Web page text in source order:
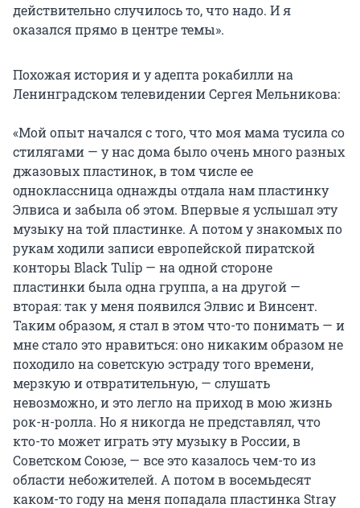
действительно случилось то, что надо. И я
оказался прямо в центре темы».
Похожая история и у адепта рокабилли на
Ленинградском телевидении Сергея Мельникова:
«Мой опыт начался с того, что моя мама тусила со
стилягами — у нас дома было очень много разных
джазовых пластинок, в том числе ее
одноклассница однажды отдала нам пластинку
Элвиса и забыла об этом. Впервые я услышал эту
музыку на той пластинке. А потом у знакомых по
рукам ходили записи европейской пиратской
конторы Black Tulip — на одной стороне
пластинки была одна группа, а на другой —
вторая: так у меня появился Элвис и Винсент.
Таким образом, я стал в этом что-то понимать — и
мне стало это нравиться: оно никаким образом не
походило на советскую эстраду того времени,
мерзкую и отвратительную, — слушать
невозможно, и это легло на приход в мою жизнь
рок-н-ролла. Но я никогда не представлял, что
кто-то может играть эту музыку в России, в
Советском Союзе, — все это казалось чем-то из
области небожителей. А потом в восемьдесят
каком-то году на меня попадала пластинка Stray